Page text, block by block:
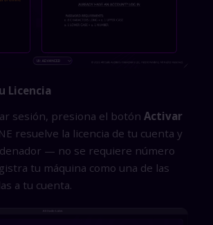
Licencia
sesión, presiona el botón Activar
resuelve la licencia de tu cuenta y
— no se requiere número
tu máquina como una de las
a tu cuenta.